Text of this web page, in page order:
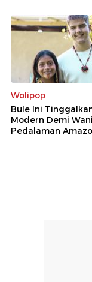
Wolipop
Bule Ini
Modern Demi
Pedalaman